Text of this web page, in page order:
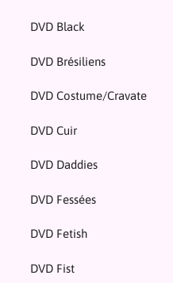
DVD Black
DVD Brésiliens
DVD Costume/Cravate
DVD Cuir
DVD Daddies
DVD Fessées
DVD Fetish
DVD Fist